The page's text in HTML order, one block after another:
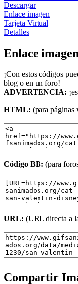
Descargar
Enlace imagen
Tarjeta Virtual
Detalles
Enlace imagen
¡Con estos códigos
blog o en un foro!
ADVERTENCIA:
HTML: (para páginas
Código BB: (para
URL: (URL directa a
Compartir